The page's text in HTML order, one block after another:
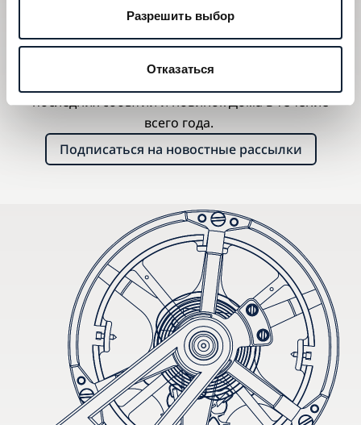
Разрешить выбор
Отказаться
Подписаться на новостные
рассылки
последних событий и новинок Дома в течение
всего года.
Подписаться на новостные рассылки